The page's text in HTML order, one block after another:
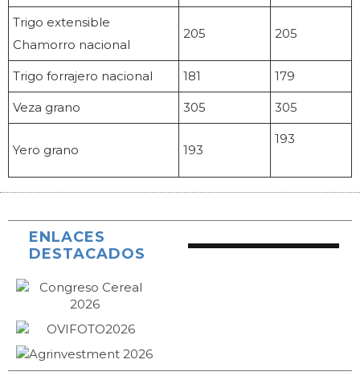
Trigo extensible
Chamorro nacional
205 205
Trigo forrajero nacional 181 179
Veza grano 305 305
Yero grano 193
193
ENLACES
DESTACADOS